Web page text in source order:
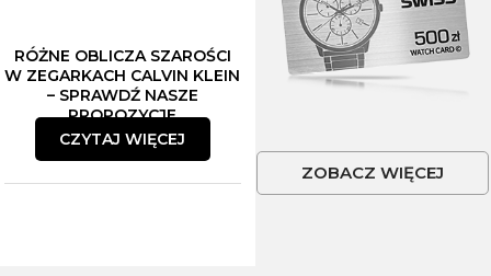
RÓŻNE OBLICZA SZAROŚCI
W ZEGARKACH CALVIN KLEIN
– SPRAWDŹ NASZE
PROPOZYCJE
CZYTAJ WIĘCEJ
ZOBACZ WIĘCEJ